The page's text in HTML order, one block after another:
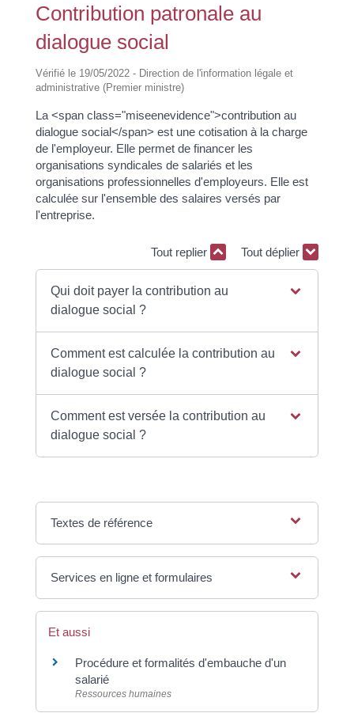
Contribution patronale au
dialogue social
Vérifié le 19/05/2022 - Direction de l'information légale et
administrative (Premier ministre)
La <span class="miseenevidence">contribution au
dialogue social</span> est une cotisation à la charge
de l'employeur. Elle permet de financer les
organisations syndicales de salariés et les
organisations professionnelles d'employeurs. Elle est
calculée sur l'ensemble des salaires versés par
l'entreprise.
Tout replier Tout déplier
Qui doit payer la contribution au
dialogue social ?
Comment est calculée la contribution au
dialogue social ?
Comment est versée la contribution au
dialogue social ?
Textes de référence
Services en ligne et formulaires
Et aussi
Procédure et formalités d'embauche d'un
salarié
Ressources humaines